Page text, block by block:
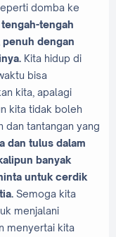
domba ke
tengah
dengan
Kita hidup di
bisa
kita, apalagi
kita tidak boleh
dan tantangan yang
dan tulus dalam
banyak
untuk cerdik
Semoga kita
menjalani
menyertai kita